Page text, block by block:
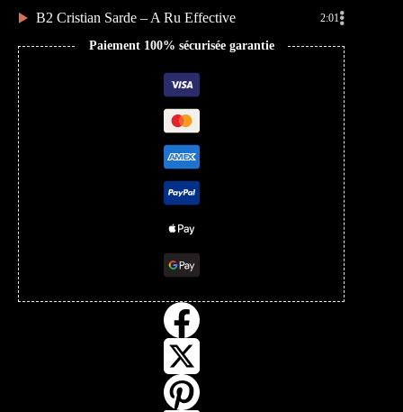
B2 Cristian Sarde – A Ru Effective 2:01
Paiement 100% sécurisée garantie